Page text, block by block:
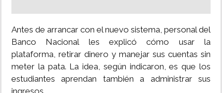
Antes de arrancar con el nuevo sistema, personal del
Banco Nacional les explicó cómo usar la
plataforma, retirar dinero y manejar sus cuentas sin
meter la pata. La idea, según indicaron, es que los
estudiantes aprendan también a administrar sus